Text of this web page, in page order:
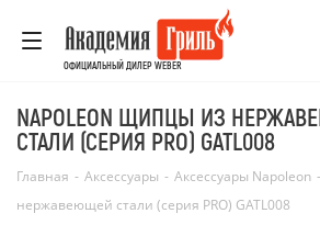
ОФИЦИАЛЬНЫЙ ДИЛЕР WEBER
NAPOLEON ЩИПЦЫ ИЗ
СТАЛИ (СЕРИЯ PRO) GATL008
Главная - Аксессуары - Аксессуары Napoleon -
нержавеющей стали (серия PRO) GATL008